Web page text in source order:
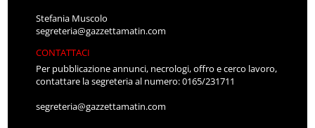
Stefania Muscolo
segreteria@gazzettamatin.com
CONTATTACI
Per pubblicazione annunci, necrologi, offro e cerco lavoro,
contattare la segreteria al numero: 0165/231711
segreteria@gazzettamatin.com